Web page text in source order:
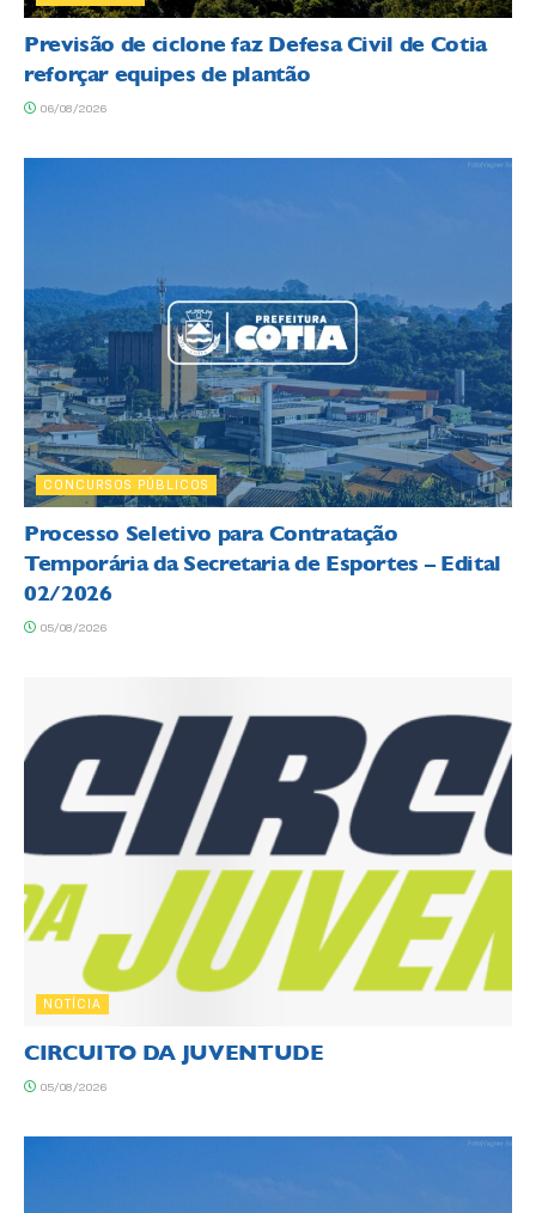
Previsão de ciclone faz Defesa Civil de Cotia
reforçar equipes de plantão
06/08/2026
CONCURSOS PÚBLICOS
Processo Seletivo para Contratação
Temporária da Secretaria de Esportes – Edital
02/2026
05/08/2026
NOTÍCIA
CIRCUITO DA JUVENTUDE
05/08/2026